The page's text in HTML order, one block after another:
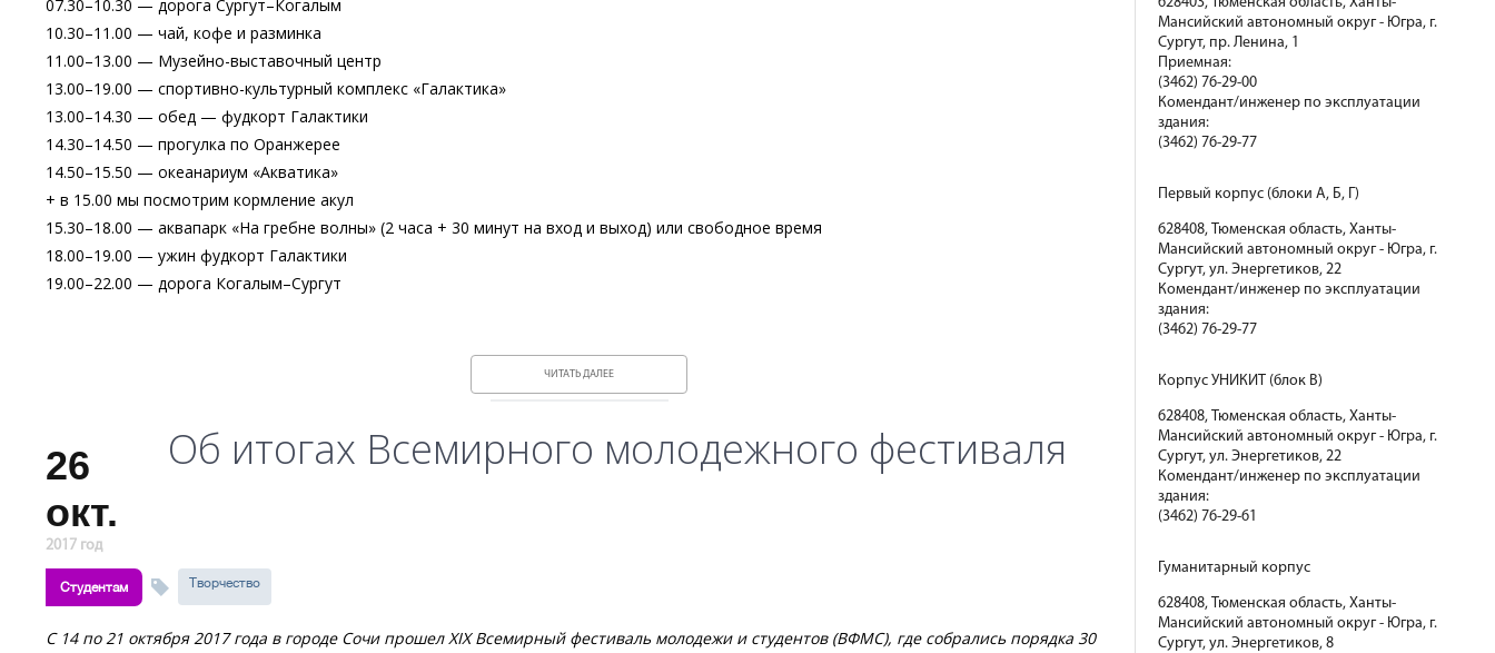
07.30–10.30 — дорога Сургут–Когалым
10.30–11.00 — чай, кофе и разминка
11.00–13.00 — Музейно-выставочный центр
13.00–19.00 — спортивно-культурный комплекс «Галактика»
13.00–14.30 — обед — фудкорт Галактики
14.30–14.50 — прогулка по Оранжерее
14.50–15.50 — океанариум «Акватика»
+ в 15.00 мы посмотрим кормление акул
15.30–18.00 — аквапарк «На гребне волны» (2 часа + 30 минут на вход и выход) или свободное время
18.00–19.00 — ужин фудкорт Галактики
19.00–22.00 — дорога Когалым–Сургут
ЧИТАТЬ ДАЛЕЕ
26
окт.
2017 год
Об итогах Всемирного молодежного фестиваля
Студентам Творчество
С 14 по 21 октября 2017 года в городе Сочи прошел XIX Всемирный фестиваль молодежи и студентов (ВФМС), где собрались порядка 30
Мансийский автономный округ - Югра, г.
Сургут, пр. Ленина, 1
Приемная:
(3462) 76-29-00
Комендант/инженер по эксплуатации
здания:
(3462) 76-29-77
Первый корпус (блоки А, Б, Г)
628408, Тюменская область, Ханты-
Мансийский автономный округ - Югра, г.
Сургут, ул. Энергетиков, 22
Комендант/инженер по эксплуатации
здания:
(3462) 76-29-77
Корпус УНИКИТ (блок В)
628408, Тюменская область, Ханты-
Мансийский автономный округ - Югра, г.
Сургут, ул. Энергетиков, 22
Комендант/инженер по эксплуатации
здания:
(3462) 76-29-61
Гуманитарный корпус
628408, Тюменская область, Ханты-
Мансийский автономный округ - Югра, г.
Сургут, ул. Энергетиков, 8